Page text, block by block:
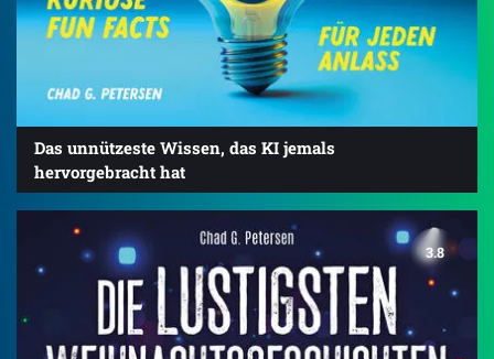
Das unnützeste Wissen, das KI jemals
hervorgebracht hat
3.8